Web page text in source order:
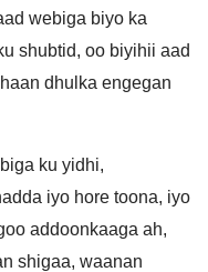
webiga biyo ka
shubtid, oo biyihii aad
dhulka engegan
ku yidhi,
iyo hore toona, iyo
addoonkaaga ah,
shigaa, waanan